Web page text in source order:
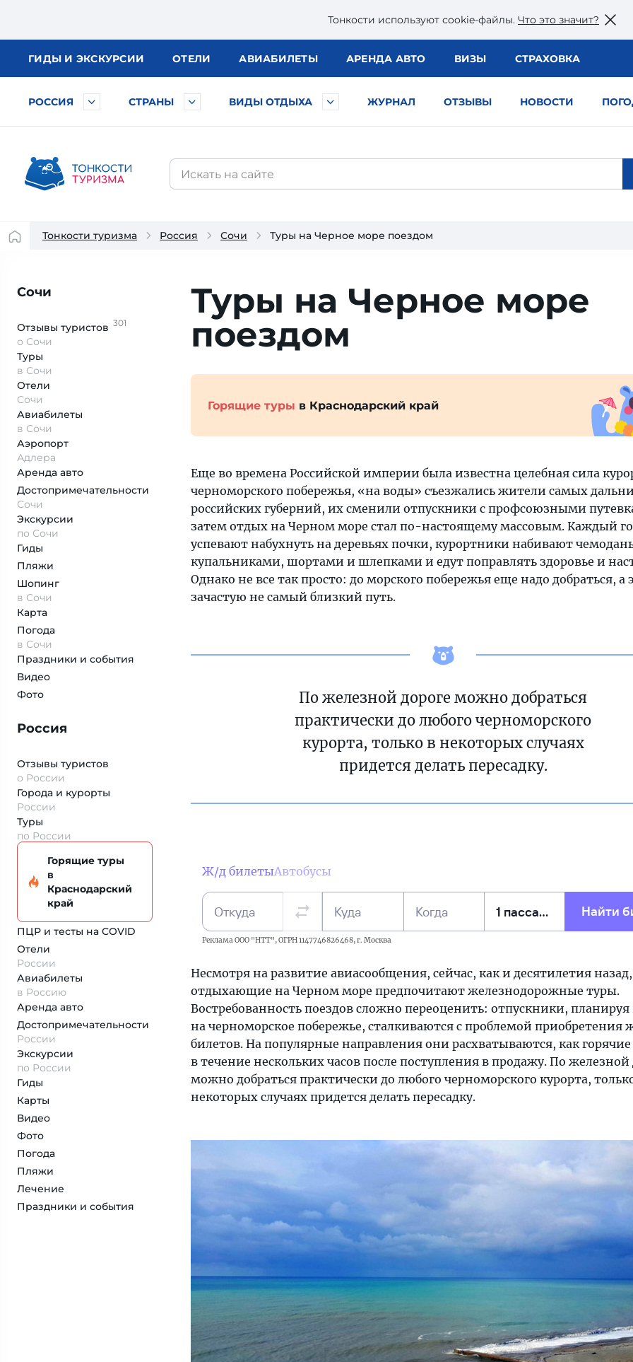
Тонкости используют сookie-файлы. Что это значит?
ГИДЫ И ЭКСКУРСИИ ОТЕЛИ АВИАБИЛЕТЫ АРЕНДА АВТО ВИЗЫ СТРАХОВКА
РОССИЯ СТРАНЫ ВИДЫ ОТДЫХА ЖУРНАЛ ОТЗЫВЫ НОВОСТИ
Тонкости туризма Россия Сочи Туры на Черное море поездом
Сочи
Отзывы туристов 301
о Сочи
Туры
в Сочи
Отели
Сочи
Авиабилеты
в Сочи
Аэропорт
Адлера
Аренда авто
Достопримеча­тельности
Сочи
Экскурсии
по Сочи
Гиды
Пляжи
Шопинг
в Сочи
Карта
Погода
в Сочи
Праздники и события
Видео
Фото
Россия
Отзывы туристов
о России
Города и курорты
России
Туры
по России
Горящие туры
в
Краснодарский
край
ПЦР и тесты на COVID
Отели
России
Авиабилеты
в Россию
Аренда авто
Достопримеча­тельности
России
Экскурсии
по России
Гиды
Карты
Видео
Фото
Погода
Пляжи
Лечение
Праздники и события
Туры на Черное море
поездом
Горящие туры в Краснодарский край
Еще во времена Российской империи была известна целебная сила
черноморского побережья, «на воды» съезжались жители самых
российских губерний, их сменили отпускники с профсоюзными
затем отдых на Черном море стал по-настоящему массовым. Каждый
успевают набухнуть на деревьях почки, курортники набивают
купальниками, шортами и шлепками и едут поправлять здоровье и
Однако не все так просто: до морского побережья еще надо добраться, а
зачастую не самый близкий путь.
По железной дороге можно добраться
практически до любого черноморского
курорта, только в некоторых случаях
придется делать пересадку.
Ж/д билетыАвтобусы
Откуда Куда Когда Найти
Реклама ООО "НТТ", ОГРН 1147746826468, г. Москва
Несмотря на развитие авиасообщения, сейчас, как и десятилетия
отдыхающие на Черном море предпочитают железнодорожные туры.
Востребованность поездов сложно переоценить: отпускники, планируя
на черноморское побережье, сталкиваются с проблемой приобретения
билетов. На популярные направления они расхватываются, как
в течение нескольких часов после поступления в продажу. По железной
можно добраться практически до любого черноморского курорта,
некоторых случаях придется делать пересадку.